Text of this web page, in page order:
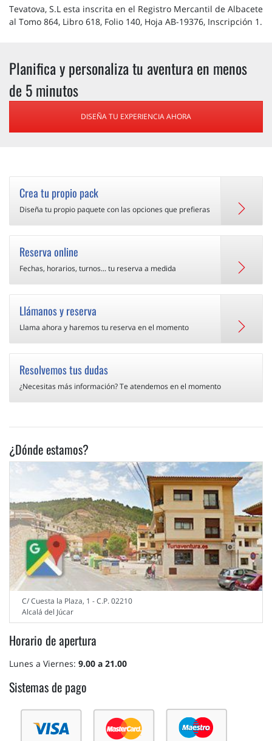
Tevatova, S.L esta inscrita en el Registro Mercantil de Albacete
al Tomo 864, Libro 618, Folio 140, Hoja AB-19376, Inscripción 1.
Planifica y personaliza tu aventura en menos
de 5 minutos
DISEÑA TU EXPERIENCIA AHORA
Crea tu propio pack
Diseña tu propio paquete con las opciones que prefieras
Reserva online
Fechas, horarios, turnos... tu reserva a medida
Llámanos y reserva
Llama ahora y haremos tu reserva en el momento
Resolvemos tus dudas
¿Necesitas más información? Te atendemos en el momento
¿Dónde estamos?
C/ Cuesta la Plaza, 1 - C.P. 02210
Alcalá del Júcar
Horario de apertura
Lunes a Viernes: 9.00 a 21.00
Sistemas de pago